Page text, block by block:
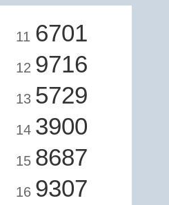
11 6701
12 9716
13 5729
14 3900
15 8687
16 9307